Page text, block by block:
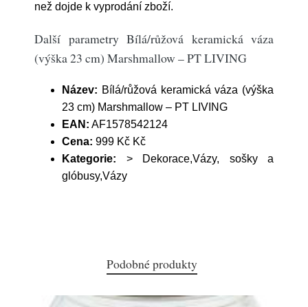
než dojde k vyprodání zboží.
Další parametry Bílá/růžová keramická váza
(výška 23 cm) Marshmallow – PT LIVING
Název: Bílá/růžová keramická váza (výška
23 cm) Marshmallow – PT LIVING
EAN: AF1578542124
Cena: 999 Kč Kč
Kategorie: > Dekorace,Vázy, sošky a
glóbusy,Vázy
Podobné produkty